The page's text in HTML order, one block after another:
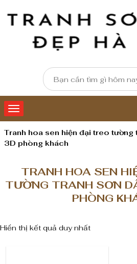
Tranh hoa sen hiện đại treo tường
3D phòng khách
TRANH HOA SEN
TƯỜNG TRANH SƠN
PHÒNG
Hiển thị kết quả duy nhất